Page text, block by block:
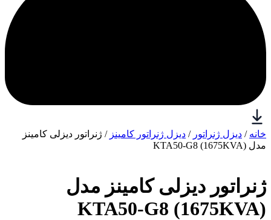
خانه / دیزل ژنراتور / دیزل ژنراتور کامینز / ژنراتور دیزلی کامینز
مدل KTA50-G8 (1675KVA)
ژنراتور دیزلی کامینز مدل
KTA50-G8 (1675KVA)